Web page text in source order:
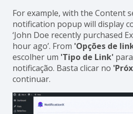
For example, with the Content
notification popup will display
‘John Doe recently purchased
hour ago’. From 'Opções de
escolher um 'Tipo de Link'
notificação. Basta clicar no
continuar.